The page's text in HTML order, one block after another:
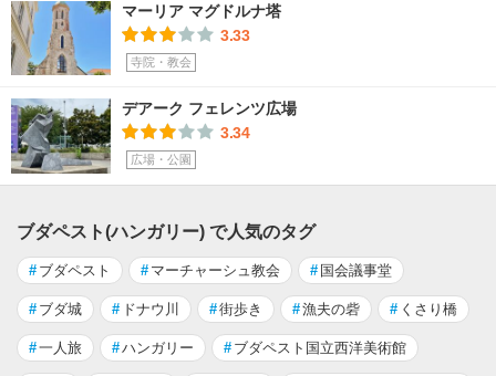
マーリア マグドルナ塔
3.33
寺院・教会
デアーク フェレンツ広場
3.34
広場・公園
ブダペスト(ハンガリー) で人気のタグ
# ブダペスト # マーチャーシュ教会 # 国会議事堂
# ブダ城 # ドナウ川 #街歩き #漁夫の砦 # くさり橋
#一人旅 #ハンガリー # ブダペスト国立西洋美術館